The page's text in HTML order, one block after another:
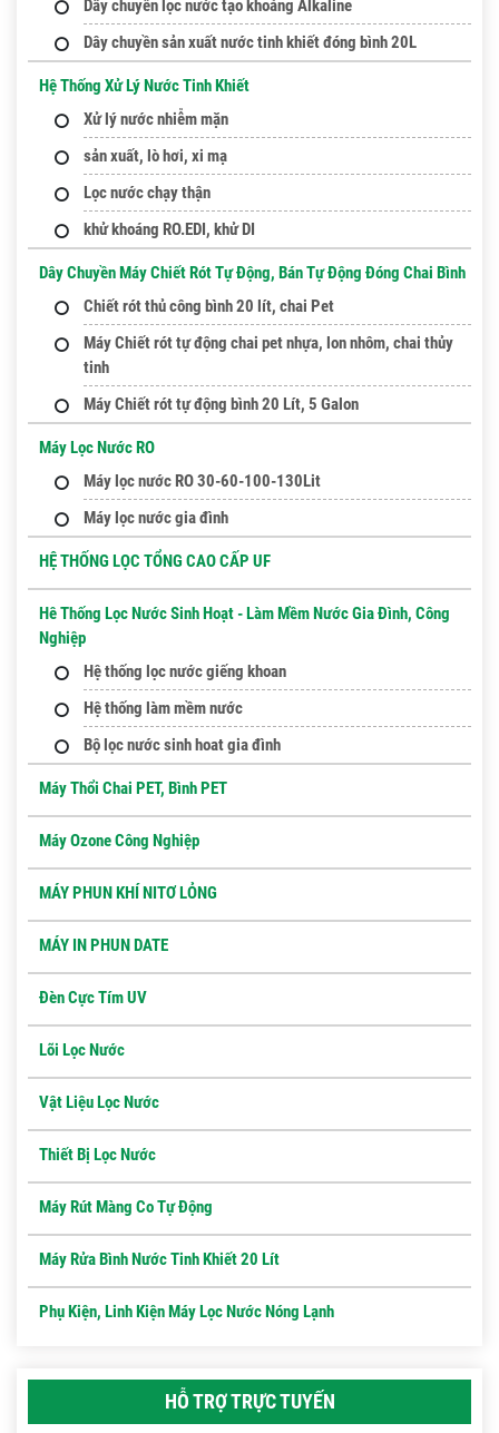
Dây chuyền lọc nước tạo khoáng Alkaline
Dây chuyền sản xuất nước tinh khiết đóng bình 20L
Hệ Thống Xử Lý Nước Tinh Khiết
Xử lý nước nhiễm mặn
sản xuất, lò hơi, xi mạ
Lọc nước chạy thận
khử khoáng RO.EDI, khử DI
Dây Chuyền Máy Chiết Rót Tự Động, Bán Tự Động Đóng Chai Bình
Chiết rót thủ công bình 20 lít, chai Pet
Máy Chiết rót tự động chai pet nhựa, lon nhôm, chai thủy
tinh
Máy Chiết rót tự động bình 20 Lít, 5 Galon
Máy Lọc Nước RO
Máy lọc nước RO 30-60-100-130Lit
Máy lọc nước gia đình
HỆ THỐNG LỌC TỔNG CAO CẤP UF
Hê Thống Lọc Nước Sinh Hoạt - Làm Mềm Nước Gia Đình, Công
Nghiệp
Hệ thống lọc nước giếng khoan
Hệ thống làm mềm nước
Bộ lọc nước sinh hoat gia đình
Máy Thổi Chai PET, Bình PET
Máy Ozone Công Nghiệp
MÁY PHUN KHÍ NITƠ LỎNG
MÁY IN PHUN DATE
Đèn Cực Tím UV
Lõi Lọc Nước
Vật Liệu Lọc Nước
Thiết Bị Lọc Nước
Máy Rút Màng Co Tự Động
Máy Rửa Bình Nước Tinh Khiết 20 Lít
Phụ Kiện, Linh Kiện Máy Lọc Nước Nóng Lạnh
HỖ TRỢ TRỰC TUYẾN